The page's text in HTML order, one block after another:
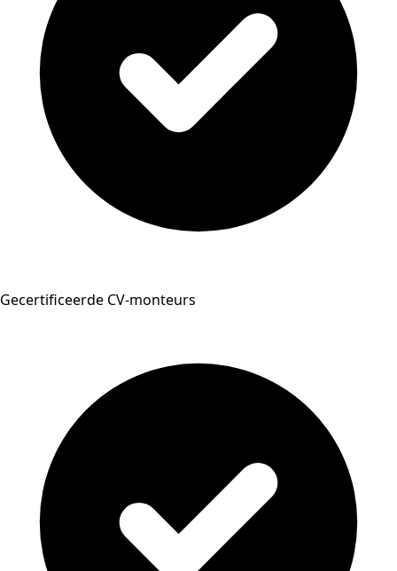
Gecertificeerde CV-monteurs